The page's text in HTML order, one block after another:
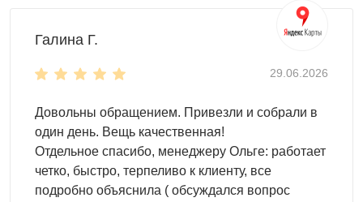
Чем хозблок 2×2 отличается от мини
хозблока
Принципиальное различие — в ширине.Мини хозблок
SKOGGYс шириной 1,03 м рассчитан на узкие боковые
полосы шириной от 1,2 м: велосипед заносится боком,
Галина Г.
29.06.2026
Довольны обращением. Привезли и собрали в
один день. Вещь качественная!
Отдельное спасибо, менеджеру Ольге: работает
четко, быстро, терпеливо к клиенту, все
подробно объяснила ( обсуждался вопрос